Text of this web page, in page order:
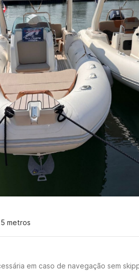
metros
em caso de navegação sem